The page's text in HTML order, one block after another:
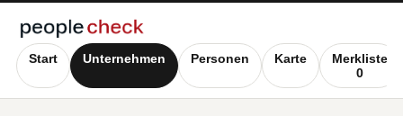
Start Unternehmen Personen Karte
Merkliste
0